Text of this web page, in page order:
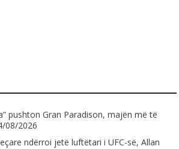
pushton Gran Paradison, majën më të
08/2026
ndërroi jetë luftëtari i UFC-së, Allan